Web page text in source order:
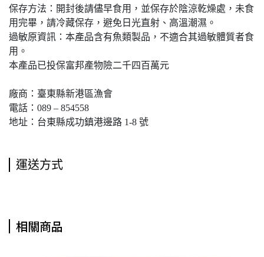
保存方法：開封後請儘早食用，並保存於陰涼乾燥處，未食
用完畢，請冷藏保存，避免日光直射、高溫潮濕。
過敏原資訊：本產品含有魚類製品，不適合其過敏體質者食
用。
本產品已投保富邦產物險二千四百萬元
廠商：臺東縣新港區漁會
電話：089 – 854558
地址：台東縣成功鎮港邊路 1-8 號
運送方式
相關商品